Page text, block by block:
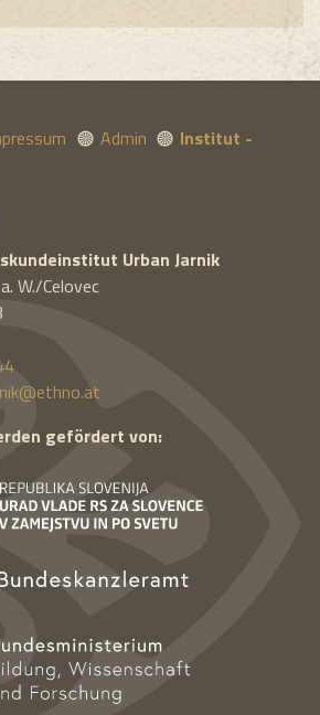
Admin
Institut -
Urban Jarnik
W./Celovec
gefördert von: